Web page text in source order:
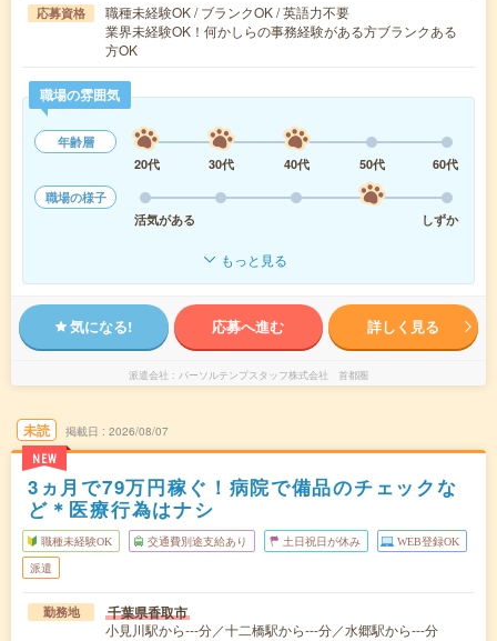
応募資格
職種未経験OK / ブランクOK / 英語力不要
業界未経験OK！何かしらの事務経験がある方ブランクある
方OK
職場の雰囲気
年齢層
20代
30代 40代 50代
60代
職場の様子
活気がある
しずか
もっと見る
気になる! 応募へ進む 詳しく見る
派遣会社 パーソルテンプスタッフ株式会社 首都圏
未読
NEW
掲載日 2026/08/07
3ヵ月で79万円稼ぐ！病院で備品のチェックな
ど＊医療行為はナシ
職種未経験OK 交通費別途支給あり 土日祝日が休み WEB登録OK
派遣
勤務地 千葉県香取市
小見川駅から---分／十二橋駅から---分／水郷駅から---分